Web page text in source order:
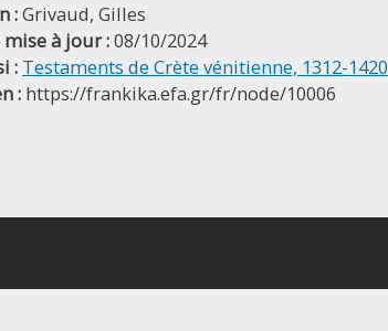
:Grivaud, Gilles
à jour :08/10/2024
: Testaments de Crète vénitienne, 1312-1420
: https://frankika.efa.gr/fr/node/10006